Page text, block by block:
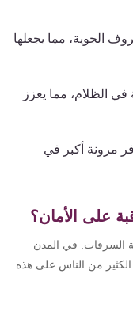
مما يجعلها
الظلام، مما يعزز
مرونة أكبر في
على الأمان؟
السرقات. في المدن
من الناس على هذه